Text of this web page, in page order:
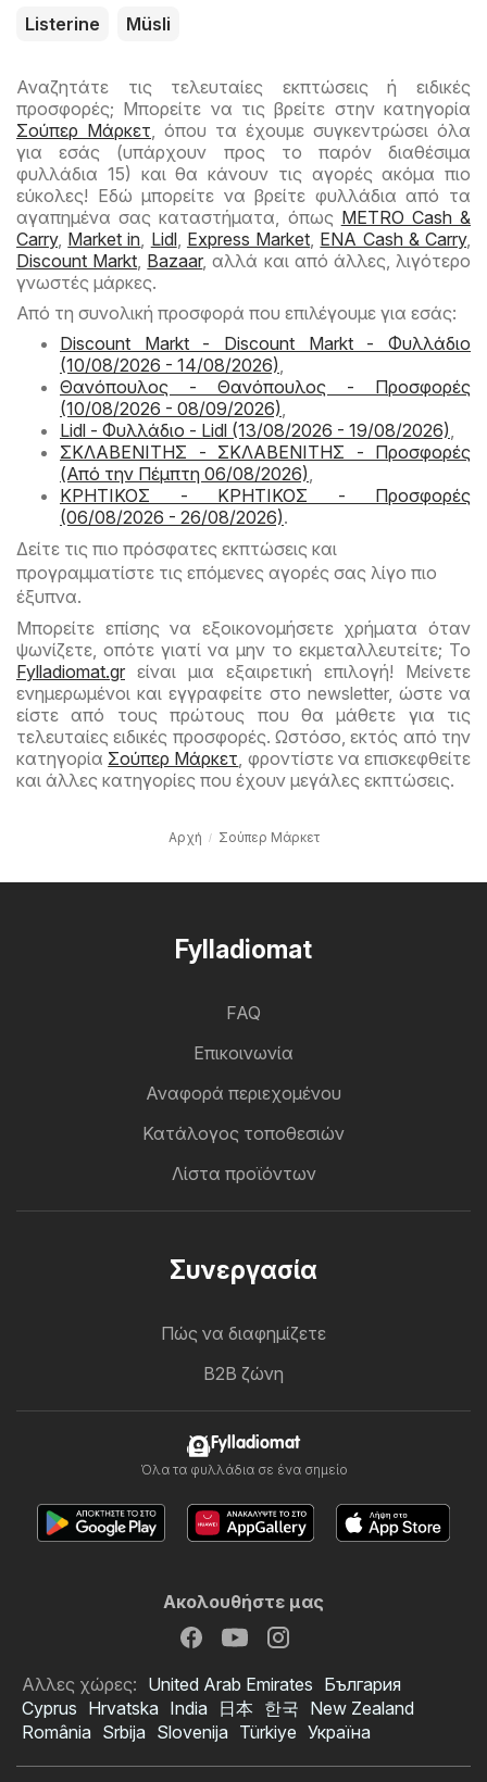
Listerine
Müsli
Αναζητάτε τις τελευταίες εκπτώσεις ή ειδικές
προσφορές; Μπορείτε να τις βρείτε στην κατηγορία
Σούπερ Μάρκετ , όπου τα έχουμε συγκεντρώσει όλα
για εσάς (υπάρχουν προς το παρόν διαθέσιμα
φυλλάδια 15) και θα κάνουν τις αγορές ακόμα πιο
εύκολες! Εδώ μπορείτε να βρείτε φυλλάδια από τα
αγαπημένα σας καταστήματα, όπως METRO Cash &
Carry, Market in Lidl, Express Market ENA Cash & Carry,
Discount Markt Bazaar, αλλά και από άλλες, λιγότερο
γνωστές μάρκες.
Από τη συνολική προσφορά που επιλέγουμε για εσάς:
Discount Markt - Discount Markt - Φυλλάδιο
(10/08/2026 - 14/08/2026)
Θανόπουλος - Θανόπουλος - Προσφορές
(10/08/2026 - 08/09/2026)
Lidl - Φυλλάδιο - Lidl (13/08/2026 - 19/08/2026)
ΣΚΛΑΒΕΝΙΤΗΣ - ΣΚΛΑΒΕΝΙΤΗΣ - Προσφορές
(Από την Πέμπτη 06/08/2026)
ΚΡΗΤΙΚΟΣ - ΚΡΗΤΙΚΟΣ - Προσφορές
(06/08/2026 - 26/08/2026).
Δείτε τις πιο πρόσφατες εκπτώσεις και
προγραμματίστε τις επόμενες αγορές σας λίγο πιο
έξυπνα.
Μπορείτε επίσης να εξοικονομήσετε χρήματα όταν
ψωνίζετε, οπότε γιατί να μην τo εκμεταλλευτείτε; Το
Fylladiomat.gr είναι μια εξαιρετική επιλογή! Μείνετε
ενημερωμένοι και εγγραφείτε στο newsletter, ώστε να
είστε από τους πρώτους που θα μάθετε για τις
τελευταίες ειδικές προσφορές. Ωστόσο, εκτός από την
κατηγορία Σούπερ Μάρκετ , φροντίστε να επισκεφθείτε
και άλλες κατηγορίες που έχουν μεγάλες εκπτώσεις.
Αρχή Σούπερ Μάρκετ
Fylladiomat
FAQ
Επικοινωνία
Αναφορά περιεχομένου
Κατάλογος τοποθεσιών
Λίστα προϊόντων
Συνεργασία
Πώς να διαφημίζετε
B2B ζώνη
Fylladiomat
Όλα τα φυλλάδια σε ένα σημείο
Ακολουθήστε μας
Αλλες χώρες: United Arab Emirates България
Cyprus Hrvatska India 日本 한국 New Zealand
România Srbija Slovenija Türkiye Україна